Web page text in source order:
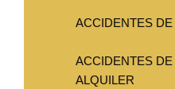
ACCIDENTES
ACCIDENTES
ALQUILER